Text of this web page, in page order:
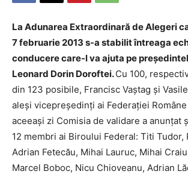
La Adunarea Extraordinară de Alegeri
7 februarie 2013 s-a stabilit întreaga
conducere care-l va ajuta pe
Leonard Dorin Doroftei.Cu 100,
din 123 posibile, Francisc Vaştag şi
aleşi vicepreşedinţi ai Federaţiei
aceeaşi zi Comisia de validare a anunţat
12 membri ai Biroului Federal: Titi Tudor,
Adrian Fetecău, Mihai Lauruc, Mihai
Marcel Boboc, Nicu Chioveanu, Adrian